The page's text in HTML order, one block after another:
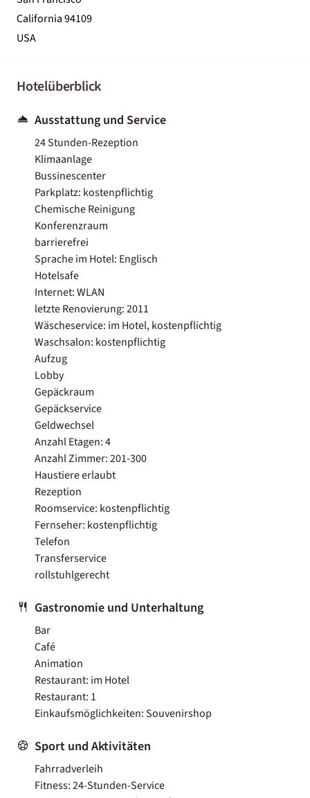
California 94109
USA
Hotelüberblick
Ausstattung und Service
24 Stunden-Rezeption
Klimaanlage
Bussinescenter
Parkplatz: kostenpflichtig
Chemische Reinigung
Konferenzraum
barrierefrei
Sprache im Hotel: Englisch
Hotelsafe
Internet: WLAN
letzte Renovierung: 2011
Wäscheservice: im Hotel, kostenpflichtig
Waschsalon: kostenpflichtig
Aufzug
Lobby
Gepäckraum
Gepäckservice
Geldwechsel
Anzahl Etagen: 4
Anzahl Zimmer: 201-300
Haustiere erlaubt
Rezeption
Roomservice: kostenpflichtig
Fernseher: kostenpflichtig
Telefon
Transferservice
rollstuhlgerecht
Gastronomie und Unterhaltung
Bar
Café
Animation
Restaurant: im Hotel
Restaurant: 1
Einkaufsmöglichkeiten: Souvenirshop
Sport und Aktivitäten
Fahrradverleih
Fitness: 24-Stunden-Service